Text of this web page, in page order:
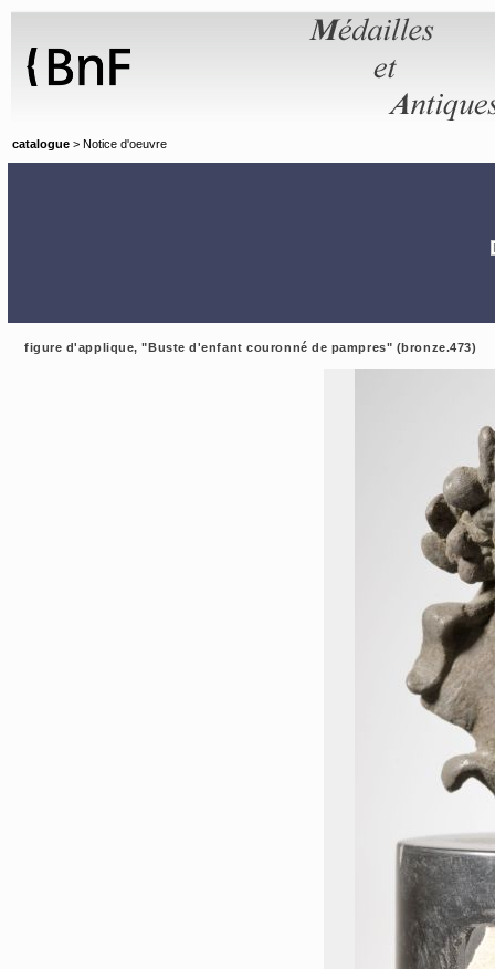
catalogue > Notice d'oeuvre
figure d'applique, "Buste d'enfant couronné de pampres" (bronze.473)